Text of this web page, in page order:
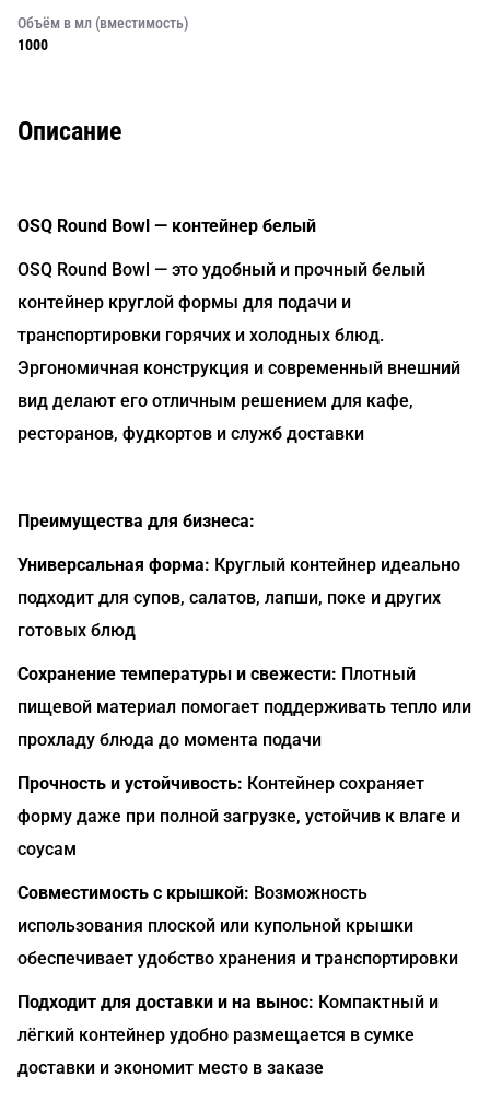
Объём в мл (вместимость)
1000
Описание
OSQ Round Bowl — контейнер белый
OSQ Round Bowl — это удобный и прочный белый
контейнер круглой формы для подачи и
транспортировки горячих и холодных блюд.
Эргономичная конструкция и современный внешний
вид делают его отличным решением для кафе,
ресторанов, фудкортов и служб доставки
Преимущества для бизнеса:
Универсальная форма: Круглый контейнер идеально
подходит для супов, салатов, лапши, поке и других
готовых блюд
Сохранение температуры и свежести: Плотный
пищевой материал помогает поддерживать тепло или
прохладу блюда до момента подачи
Прочность и устойчивость: Контейнер сохраняет
форму даже при полной загрузке, устойчив к влаге и
соусам
Совместимость с крышкой: Возможность
использования плоской или купольной крышки
обеспечивает удобство хранения и транспортировки
Подходит для доставки и на вынос: Компактный и
лёгкий контейнер удобно размещается в сумке
доставки и экономит место в заказе